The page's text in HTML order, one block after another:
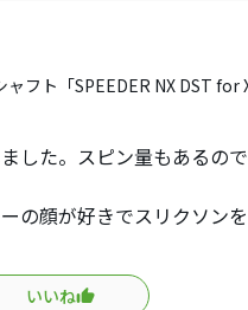
フト「SPEEDER NX DST for
した。スピン量もあるの
の顔が好きでスリクソン
すね。スチールもあれば
です。
いいね